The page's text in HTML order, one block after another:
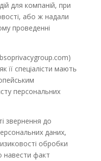
для компаній, при
або ж надали
проведенні
її спеціалісти мають
персональних
звернення до
даних,
обробки
навести факт